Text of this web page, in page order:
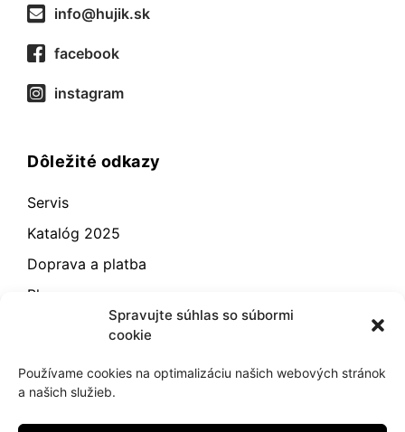
Spravujte súhlas so súbormi
cookie
Používame cookies na optimalizáciu našich webových stránok
a našich služieb.
info@hujik.sk
facebook
instagram
Dôležité odkazy
Servis
Katalóg 2025
Doprava a platba
Blog
Odstúpenie od zmluvy